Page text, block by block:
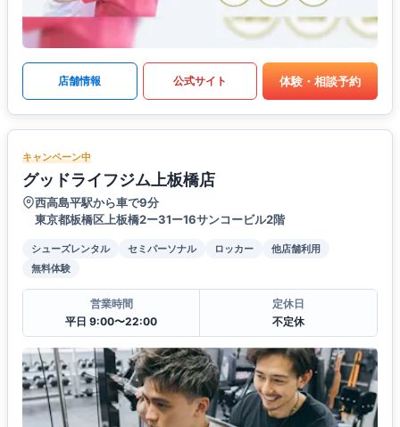
店舗情報 公式サイト 体験・相談予約
キャンペーン中
グッドライフジム上板橋店
西高島平駅から車で9分
東京都板橋区上板橋2ー31ー16サンコービル2階
シューズレンタル セミパーソナル ロッカー
他店舗利用
無料体験
営業時間
平日 9:00〜22:00
定休日
不定休